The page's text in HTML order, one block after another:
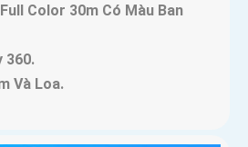
Full Color 30m Có Màu Ban
360.
Và Loa.